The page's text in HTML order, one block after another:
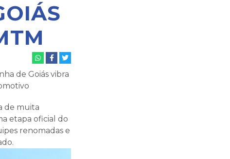
de Goiás vibra
de muita
etapa oficial do
renomadas e